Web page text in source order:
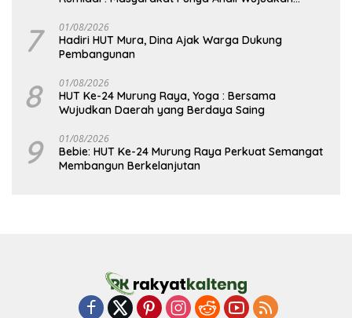
7 01/08/2026
Hadiri HUT Mura, Dina Ajak Warga Dukung
Pembangunan
8 01/08/2026
HUT Ke-24 Murung Raya, Yoga : Bersama
Wujudkan Daerah yang Berdaya Saing
9 01/08/2026
Bebie: HUT Ke-24 Murung Raya Perkuat Semangat
Membangun Berkelanjutan